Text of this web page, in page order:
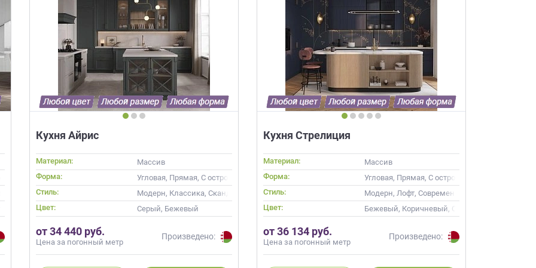
Кремовый, Капучино
Кухня Айрис
Материал:
Массив
Форма:
Угловая, Прямая, С островом
Стиль:
Модерн, Классика, Скандинавский, Неоклассика, Современные
Цвет:
Серый, Бежевый
от 34 440 руб.
Цена за погонный метр
Произведено:
Кухня Стрелиция
Материал:
Массив
Форма:
Угловая, Прямая, С островом
Стиль:
Модерн, Лофт, Современные
Цвет:
Бежевый, Коричневый, Синий
от 36 134 руб.
Цена за погонный метр
Произведено: